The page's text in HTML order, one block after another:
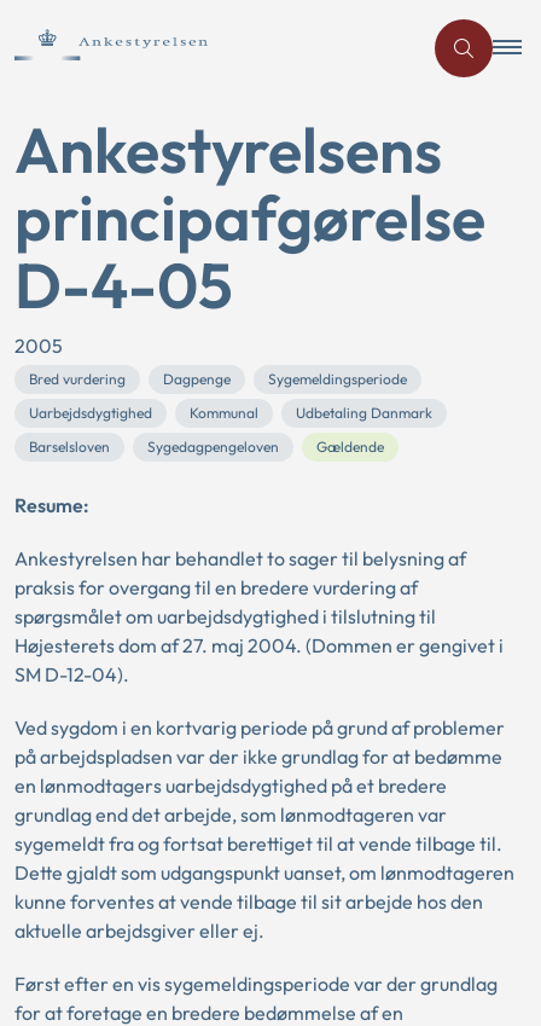
Ankestyrelsens
principafgørelse
D-4-05
2005
Bred vurdering Dagpenge
Sygemeldingsperiode
Uarbejdsdygtighed
Kommunal
Udbetaling Danmark
Barselsloven
Sygedagpengeloven Gældende
Resume:
Ankestyrelsen har behandlet to sager til belysning af
praksis for overgang til en bredere vurdering af
spørgsmålet om uarbejdsdygtighed i tilslutning til
Højesterets dom af 27. maj 2004. (Dommen er gengivet i
SM D-12-04).
Ved sygdom i en kortvarig periode på grund af problemer
på arbejdspladsen var der ikke grundlag for at bedømme
en lønmodtagers uarbejdsdygtighed på et bredere
grundlag end det arbejde, som lønmodtageren var
sygemeldt fra og fortsat berettiget til at vende tilbage til.
Dette gjaldt som udgangspunkt uanset, om lønmodtageren
kunne forventes at vende tilbage til sit arbejde hos den
aktuelle arbejdsgiver eller ej.
Først efter en vis sygemeldingsperiode var der grundlag
for at foretage en bredere bedømmelse af en